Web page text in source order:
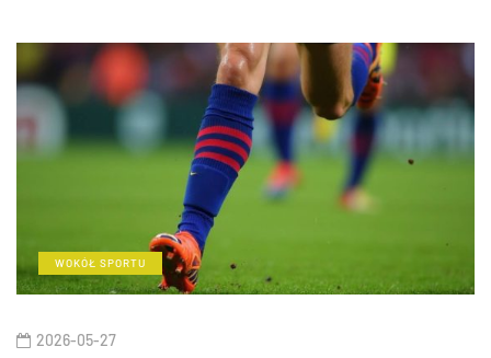
WOKÓŁ SPORTU
2026-05-27